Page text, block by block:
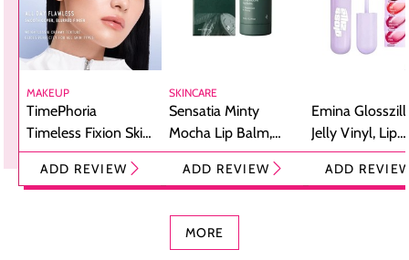
MAKEUP
TimePhoria
Timeless Fixion Skin
Tint Stick,
Foundation dan
ADD REVIEW
SKINCARE
Sensatia Minty
Mocha Lip Balm,
Pelembap Bibir
dengan Aroma
ADD REVIEW
Emina
Jelly Vinyl, Lip
Cream Glossy
Ringan
ADD
MORE